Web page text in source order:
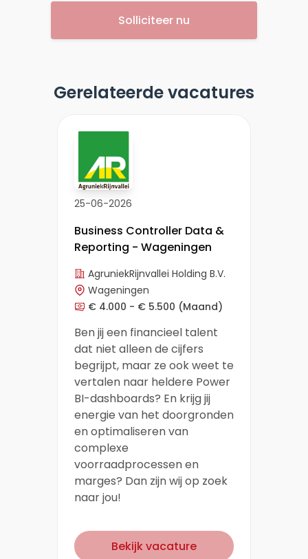
Solliciteer nu
Gerelateerde vacatures
25-06-2026
Business Controller Data &
Reporting - Wageningen
AgruniekRijnvallei Holding B.V.
Wageningen
€ 4.000 - € 5.500 (Maand)
Ben jij een financieel talent
dat niet alleen de cijfers
begrijpt, maar ze ook weet te
vertalen naar heldere Power
BI-dashboards? En krijg jij
energie van het doorgronden
en optimaliseren van
complexe
voorraadprocessen en
marges? Dan zijn wij op zoek
naar jou!
Bekijk vacature